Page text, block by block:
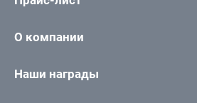
О компании
Наши награды